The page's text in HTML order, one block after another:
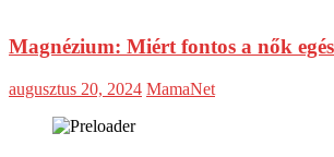
Magnézium: Miért fontos a nők
augusztus 20, 2024 MamaNet